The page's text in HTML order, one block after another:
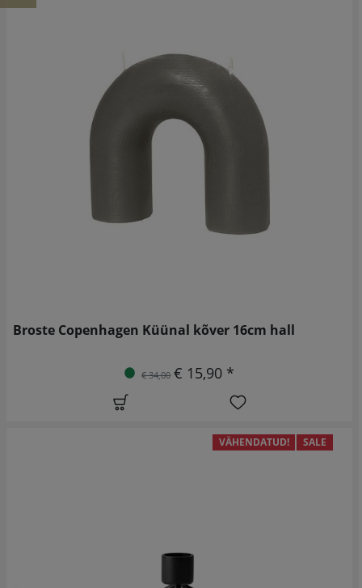
Broste Copenhagen Küünal kõver 16cm hall
€ 34,00 € 15,90 *
VÄHENDATUD! SALE